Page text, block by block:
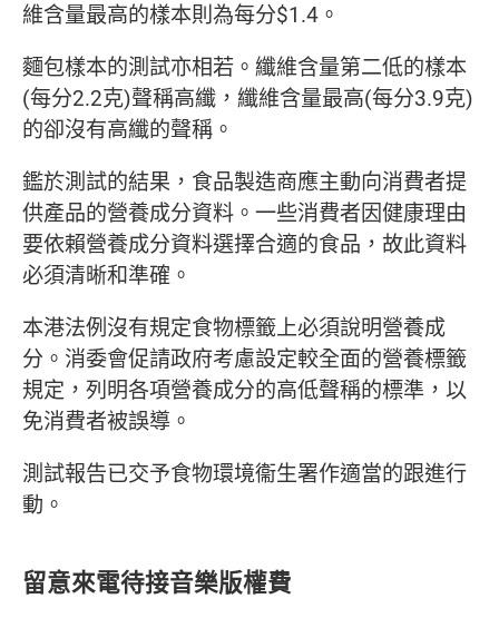
維含量最高的樣本則為每分$1.4。
麵包樣本的測試亦相若。纖維含量第二低的樣本
(每分2.2克)聲稱高纖，纖維含量最高(每分3.9克)
的卻沒有高纖的聲稱。
鑑於測試的結果，食品製造商應主動向消費者提
供產品的營養成分資料。一些消費者因健康理由
要依賴營養成分資料選擇合適的食品，故此資料
必須清晰和準確。
本港法例沒有規定食物標籤上必須說明營養成
分。消委會促請政府考慮設定較全面的營養標籤
規定，列明各項營養成分的高低聲稱的標準，以
免消費者被誤導。
測試報告已交予食物環境衞生署作適當的跟進行
動。
留意來電待接音樂版權費